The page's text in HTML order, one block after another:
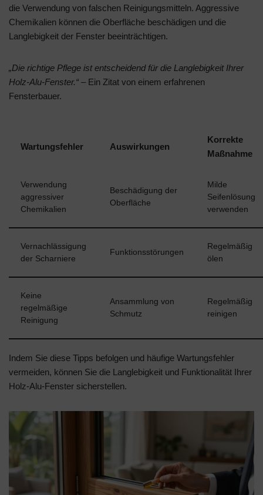
die Verwendung von falschen Reinigungsmitteln. Aggressive
Chemikalien können die Oberfläche beschädigen und die
Langlebigkeit der Fenster beeinträchtigen.
„Die richtige Pflege ist entscheidend für die Langlebigkeit Ihrer
Holz-Alu-Fenster.“ – Ein Zitat von einem erfahrenen
Fensterbauer.
Wartungsfehler Auswirkungen
Korrekte
Maßnahme
Verwendung
aggressiver
Chemikalien
Beschädigung der
Oberfläche
Milde
Seifenlösung
verwenden
Vernachlässigung
der Scharniere
Funktionsstörungen
Regelmäßig
ölen
Keine
regelmäßige
Reinigung
Ansammlung von
Schmutz
Regelmäßig
reinigen
Indem Sie diese Tipps befolgen und häufige Wartungsfehler
vermeiden, können Sie die Langlebigkeit und Funktionalität Ihrer
Holz-Alu-Fenster sicherstellen.